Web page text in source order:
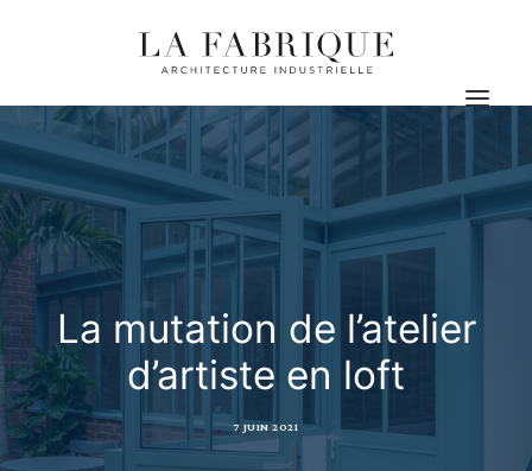
Actualités
Les projets
L’agence
La mutation de l’atelier
d’artiste en loft
7 JUIN 2021